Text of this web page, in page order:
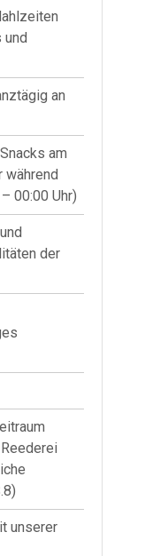
und
an
am
während
00:00 Uhr)
der
unserer